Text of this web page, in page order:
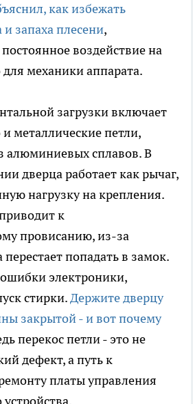
как избежать
запаха плесени,
воздействие на
для механики аппарата.
загрузки включает
металлические петли,
алюминиевых сплавов. В
дверца работает как рычаг,
нагрузку на крепления.
к
провисанию, из-за
попадать в замок.
электроники,
стирки.Держите дверцу
закрытой - и вот почему
перекос петли - это не
дефект, а путь к
платы управления